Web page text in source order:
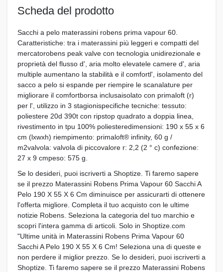
Scheda del prodotto
Sacchi a pelo materassini robens prima vapour 60.
Caratteristiche: tra i materassini più leggeri e compatti del
mercatorobens peak valve con tecnologia unidirezionale e
proprietà del flusso d', aria molto elevatele camere d', aria
multiple aumentano la stabilità e il comfortl', isolamento del
sacco a pelo si espande per riempire le scanalature per
migliorare il comfortborsa inclusaisolato con primaloft (r)
per l', utilizzo in 3 stagionispecifiche tecniche: tessuto:
poliestere 20d 390t con ripstop quadrato a doppia linea,
rivestimento in tpu 100% poliesteredimensioni: 190 x 55 x 6
cm (lxwxh) riempimento: primaloft® infinity, 60 g /
m2valvola: valvola di piccovalore r: 2,2 (2 ° c) confezione:
27 x 9 cmpeso: 575 g.
Se lo desideri, puoi iscriverti a Shoptize. Ti faremo sapere
se il prezzo Materassini Robens Prima Vapour 60 Sacchi A
Pelo 190 X 55 X 6 Cm diminuisce per assicurarti di ottenere
l'offerta migliore. Completa il tuo acquisto con le ultime
notizie Robens. Seleziona la categoria del tuo marchio e
scopri l'intera gamma di articoli. Solo in Shoptize.com
"Ultime unità in Materassini Robens Prima Vapour 60
Sacchi A Pelo 190 X 55 X 6 Cm! Seleziona una di queste e
non perdere il miglior prezzo. Se lo desideri, puoi iscriverti a
Shoptize. Ti faremo sapere se il prezzo Materassini Robens